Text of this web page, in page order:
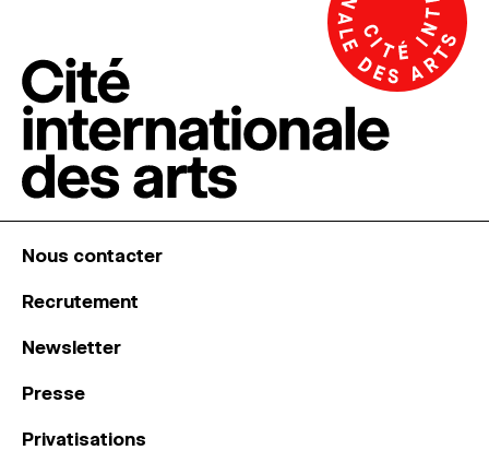
Nous contacter
Recrutement
Newsletter
Presse
Privatisations